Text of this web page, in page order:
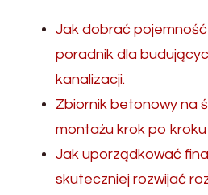
Jak dobrać
poradnik dla
kanalizacji.
Zbiornik betonowy na
montażu krok po kroku
Jak uporządkować
skuteczniej rozwijać